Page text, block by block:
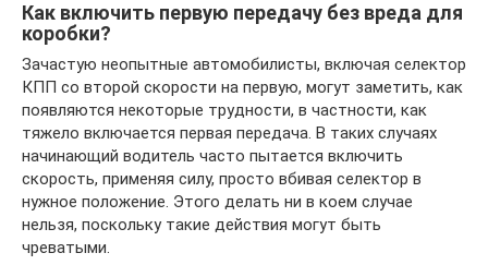
Как включить первую передачу без вреда для
коробки?
Зачастую неопытные автомобилисты, включая селектор
КПП со второй скорости на первую, могут заметить, как
появляются некоторые трудности, в частности, как
тяжело включается первая передача. В таких случаях
начинающий водитель часто пытается включить
скорость, применяя силу, просто вбивая селектор в
нужное положение. Этого делать ни в коем случае
нельзя, поскольку такие действия могут быть
чреватыми.